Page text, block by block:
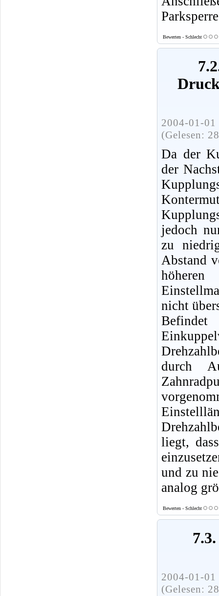
Bewerten - Schlecht
2004-01-
(Gelesen:
Da der
der
jedoch
zu
Abstand
nicht
durch
liegt,
und zu
analog
Bewerten - Schlecht
2004-01-
(Gelesen: